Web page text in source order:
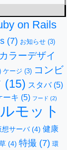
on Rails
(7) お知らせ (3)
カラーデザイ
ケージ (3) コンビ
(15) スタバ(5)
ーキ (5) フード (2)
モット
想サーバ(4) 健康
(4) 特撮 (7) 環